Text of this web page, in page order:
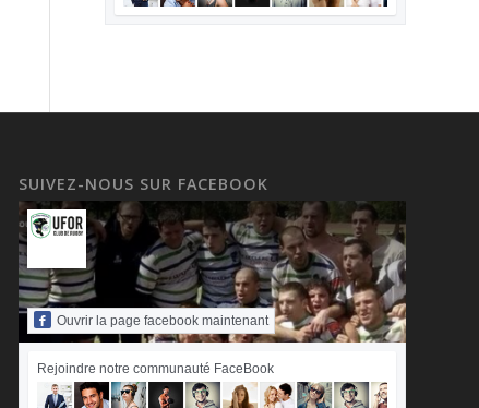
SUIVEZ-NOUS SUR FACEBOOK
Ouvrir la page facebook maintenant
Rejoindre notre communauté FaceBook